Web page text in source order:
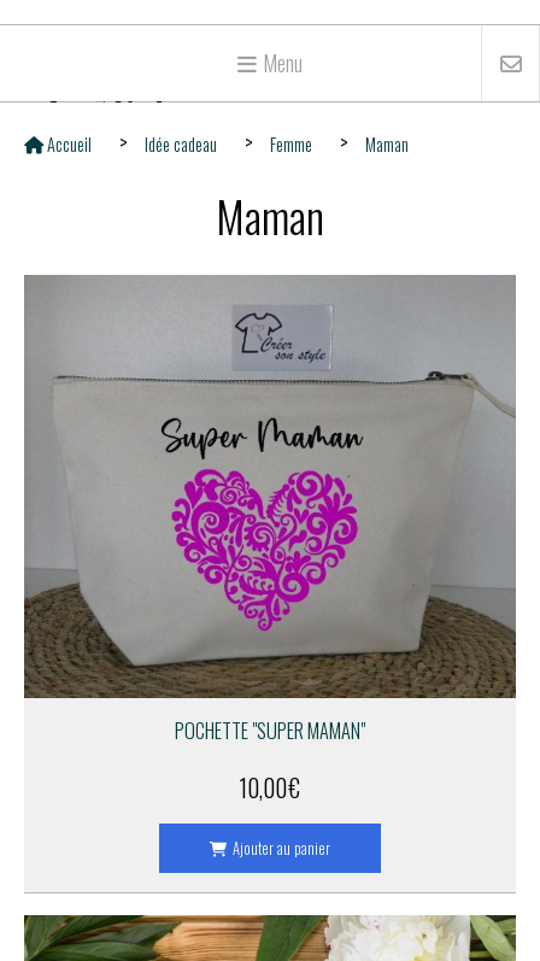
Menu
Accueil Idée cadeau Femme Maman
Maman
POCHETTE "SUPER MAMAN"
10,00€
Ajouter au panier